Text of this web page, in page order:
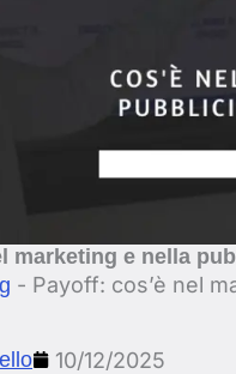
marketing e nella
- Payoff: cos’è nel
10/12/2025